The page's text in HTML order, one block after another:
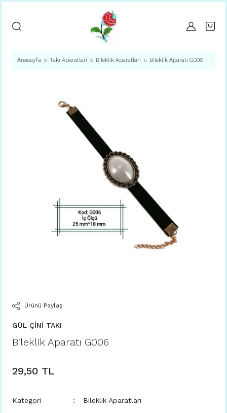
Anasayfa Takı Aparatları Bileklik Aparatları Bileklik Aparatı G006
Ürünü Paylaş
GÜL ÇİNİ TAKI
Bileklik Aparatı G006
29,50 TL
Kategori Bileklik Aparatları